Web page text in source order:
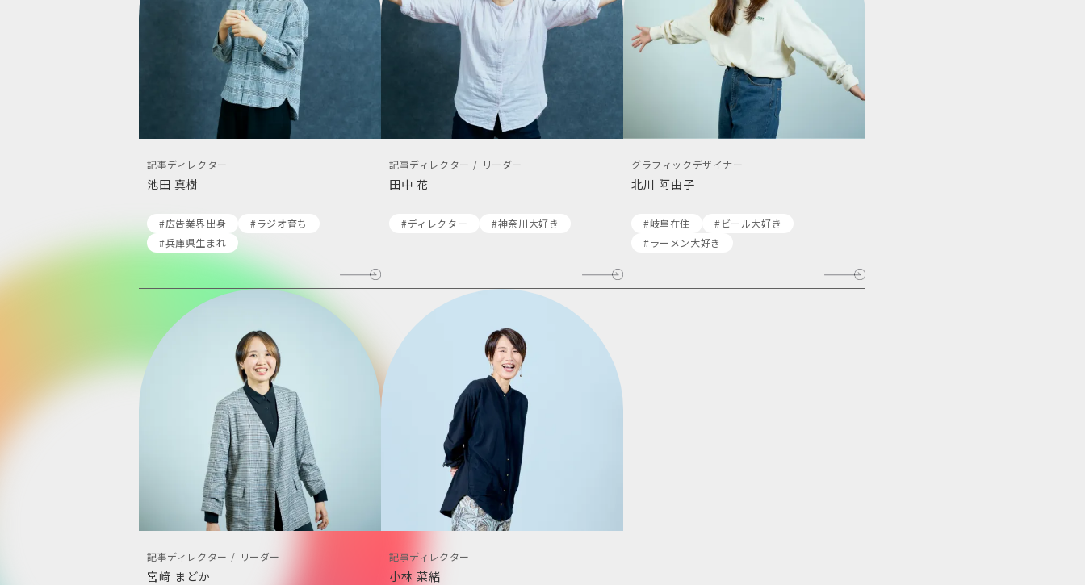
記事ディレクター
池田 真樹
#広告業界出身
#ラジオ育ち
#兵庫県生まれ
記事ディレクター / リーダー
田中 花
#ディレクター #神奈川大好き
グラフィックデザイナー
北川 阿由子
#岐阜在住
#ビール大好き
#ラーメン大好き
記事ディレクター / リーダー
宮﨑 まどか
記事ディレクター
小林 菜緒